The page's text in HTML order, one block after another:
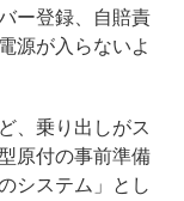
ー登録、自賠責
源が入らないよ
、乗り出しがス
原付の事前準備
システム」とし